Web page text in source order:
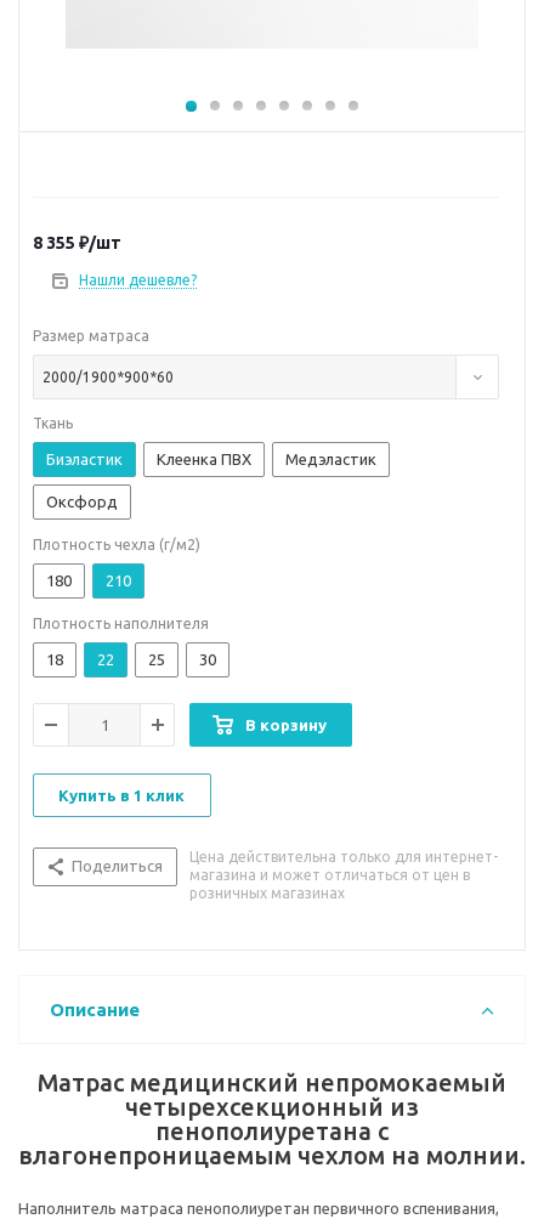
8 355 ₽/шт
Нашли дешевле?
Размер матраса
2000/1900*900*60
Ткань
Биэластик Клеенка ПВХ Медэластик
Оксфорд
Плотность чехла (г/м2)
180 210
Плотность наполнителя
18 22 25 30
В корзину
Купить в 1 клик
Поделиться
Цена действительна только для интернет-
магазина и может отличаться от цен в
розничных магазинах
Описание
Матрас медицинский непромокаемый
четырехсекционный из
пенополиуретана с
влагонепроницаемым чехлом на молнии.
Наполнитель матраса пенополиуретан первичного вспенивания,